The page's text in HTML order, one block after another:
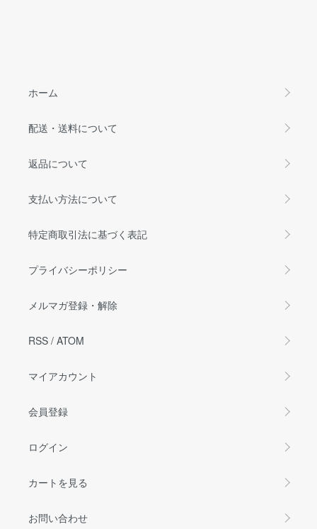
ホーム
配送・送料について
返品について
支払い方法について
特定商取引法に基づく表記
プライバシーポリシー
メルマガ登録・解除
RSS / ATOM
マイアカウント
会員登録
ログイン
カートを見る
お問い合わせ